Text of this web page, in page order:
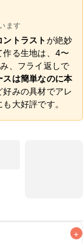
ます
トラストが絶妙
作る生地は、4〜
、フライ返しで
スは簡単なのに本
みの具材でアレ
大好評です。
+